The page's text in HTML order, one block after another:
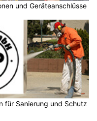
und Geräteanschlüsse
für Sanierung und Schutz